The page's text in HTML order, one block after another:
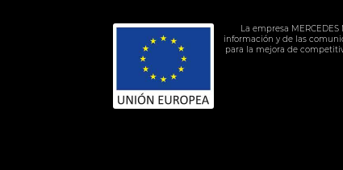
La empresa
información y de las
para la mejora de